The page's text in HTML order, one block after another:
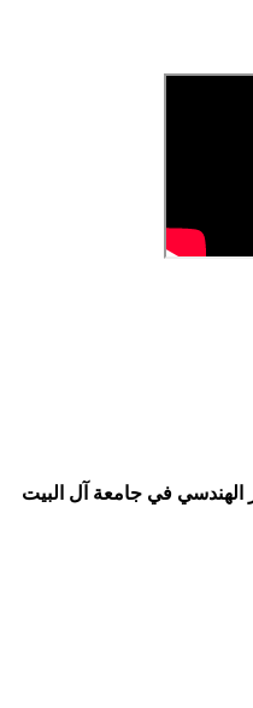
الهندسي في جامعة آل البيت